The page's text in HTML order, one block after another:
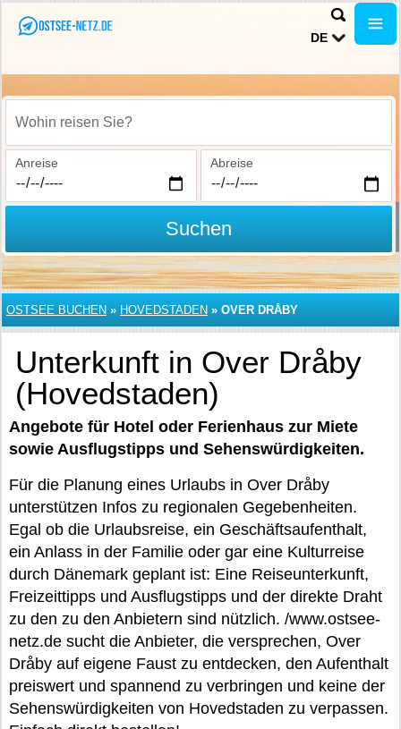
DE
Wohin reisen Sie?
Anreise Abreise
Suchen
OSTSEE BUCHEN » HOVEDSTADEN » OVER DRÅBY
Unterkunft in Over Dråby
(Hovedstaden)
Angebote für Hotel oder Ferienhaus zur Miete
sowie Ausflugstipps und Sehenswürdigkeiten.
Für die Planung eines Urlaubs in Over Dråby
unterstützen Infos zu regionalen Gegebenheiten.
Egal ob die Urlaubsreise, ein Geschäftsaufenthalt,
ein Anlass in der Familie oder gar eine Kulturreise
durch Dänemark geplant ist: Eine Reiseunterkunft,
Freizeittipps und Ausflugstipps und der direkte Draht
zu den zu den Anbietern sind nützlich. /www.ostsee-
netz.de sucht die Anbieter, die versprechen, Over
Dråby auf eigene Faust zu entdecken, den Aufenthalt
preiswert und spannend zu verbringen und keine der
Sehenswürdigkeiten von Hovedstaden zu verpassen.